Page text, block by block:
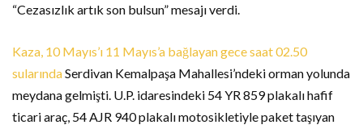
“Cezasızlık artık son bulsun” mesajı verdi.
Kaza, 10 Mayıs’ı 11 Mayıs’a bağlayan gece saat 02.50
sularındaSerdivan Kemalpaşa Mahallesi’ndeki orman yolunda
meydana gelmişti. U.P. idaresindeki 54 YR 859 plakalı hafif
ticari araç, 54 AJR 940 plakalı motosikletiyle paket taşıyan